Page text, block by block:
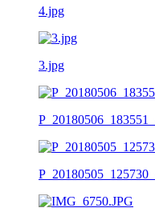
4.jpg
3.jpg